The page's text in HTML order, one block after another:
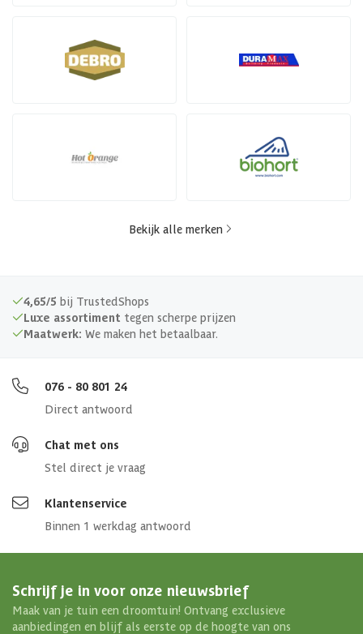
Bekijk alle merken
4,65/5 bij TrustedShops
Luxe assortiment tegen scherpe prijzen
Maatwerk: We maken het betaalbaar.
076 - 80 801 24
Direct antwoord
Chat met ons
Stel direct je vraag
Klantenservice
Binnen 1 werkdag antwoord
Schrijf je in voor onze nieuwsbrief
Maak van je tuin een droomtuin! Ontvang exclusieve
aanbiedingen en blijf als eerste op de hoogte van ons